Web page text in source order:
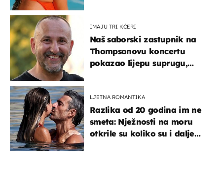
IMAJU TRI KĆERI
Naš saborski zastupnik na
Thompsonovu koncertu
pokazao lijepu suprugu,
LJETNA ROMANTIKA
Razlika od 20 godina im ne
smeta: Nježnosti na moru
otkrile su koliko su i dalje